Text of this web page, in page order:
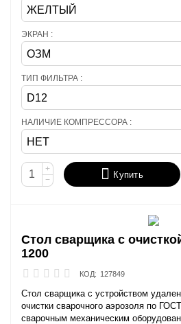
ЭКРАН :
ТИП ФИЛЬТРА :
НАЛИЧИЕ КОМПРЕССОРА :
+
−
Купить
Стол сварщика с
1200
КОД: 127849
Стол сварщика с устройством
очистки сварочного аэрозоля по
сварочным механическим